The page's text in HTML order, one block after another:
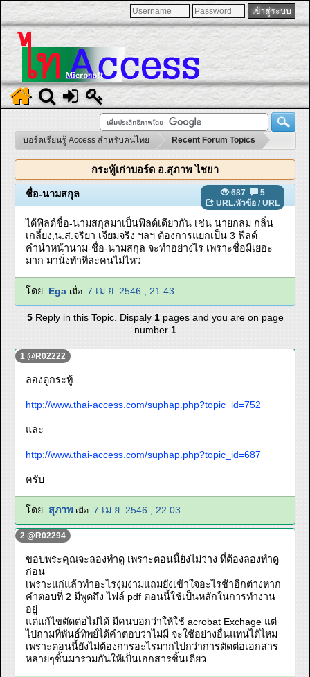
บอร์ดเรียนรู้ Access สำหรับคนไทย Recent Forum Topics
กระทู้เก่าบอร์ด อ.สุภาพ ไชยา
687
5
URL.หัวข้อ / URL
ชื่อ-นามสกุล
ได้ฟีลด์ชื่อ-นามสกุลมาเป็นฟีลด์เดียวกัน เช่น นายกลม กลิ่น
เกลี้ยง,น.ส.จริยา เจียมจริง ฯลฯ ต้องการแยกเป็น 3 ฟีลด์
คำนำหน้านาม-ชื่อ-นามสกุล จะทำอย่างไร เพราะชื่อมีเยอะ
มาก มานั่งทำทีละคนไม่ไหว
โดย: Ega เมื่อ: 7 เม.ย. 2546 , 21:43
5Reply in this Topic. Dispaly 1 pages and you are on page
number 1
1 @R02222
ลองดูกระทู้
http://www.thai-access.com/suphap.php?topic_id=752
และ
http://www.thai-access.com/suphap.php?topic_id=687
ครับ
โดย: สุภาพ เมื่อ: 7 เม.ย. 2546 , 22:03
2 @R02294
ขอบพระคุณจะลองทำดู เพราะตอนนี้ยังไม่ว่าง ที่ต้องลองทำดู
ก่อน
เพราะแก่แล้วทำอะไรงุ่มง่ามแถมยังเข้าใจอะไรช้าอีกต่างหาก
คำตอบที่ 2 มีพูดถึง ไฟล์ pdf ตอนนี้ใช้เป็นหลักในการทำงาน
อยู่
แต่แก้ไขตัดต่อไม่ได้ มีคนบอกว่าให้ใช้ acrobat Exchage แต่
ไปถามที่พันธ์ทิพย์ได้คำตอบว่าไม่มี จะใช้อย่างอื่นแทนได้ไหม
เพราะตอนนี้ยังไม่ต้องการอะไรมากไปกว่าการตัดต่อเอกสาร
หลายๆชิ้นมารวมกันให้เป็นเอกสารชิ้นเดียว